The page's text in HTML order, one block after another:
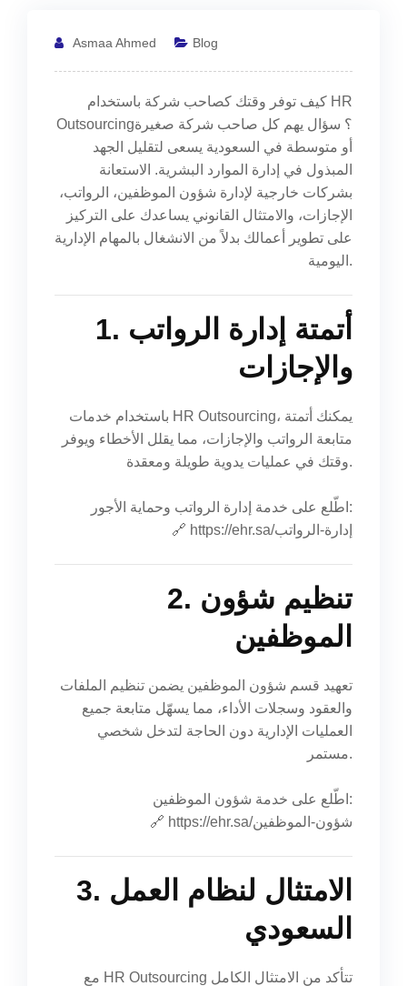
Asmaa Ahmed Blog
كيف توفر وقتك كصاحب شركة باستخدام HR
Outsourcing؟ سؤال يهم كل صاحب شركة صغيرة
أو متوسطة في السعودية يسعى لتقليل الجهد
المبذول في إدارة الموارد البشرية. الاستعانة
بشركات خارجية لإدارة شؤون الموظفين، الرواتب،
الإجازات، والامتثال القانوني يساعدك على التركيز
على تطوير أعمالك بدلاً من الانشغال بالمهام الإدارية
اليومية.
1. أتمتة إدارة الرواتب
والإجازات
باستخدام خدمات HR Outsourcing، يمكنك أتمتة
متابعة الرواتب والإجازات، مما يقلل الأخطاء ويوفر
وقتك في عمليات يدوية طويلة ومعقدة.
اطّلع على خدمة إدارة الرواتب وحماية الأجور:
🔗
https://ehr.sa/إدارة-الرواتب
2. تنظيم شؤون
الموظفين
تعهيد قسم شؤون الموظفين يضمن تنظيم الملفات
والعقود وسجلات الأداء، مما يسهّل متابعة جميع
العمليات الإدارية دون الحاجة لتدخل شخصي
مستمر.
اطّلع على خدمة شؤون الموظفين:
🔗
https://ehr.sa/شؤون-الموظفين
3. الامتثال لنظام العمل
السعودي
مع HR Outsourcing تتأكد من الامتثال الكامل